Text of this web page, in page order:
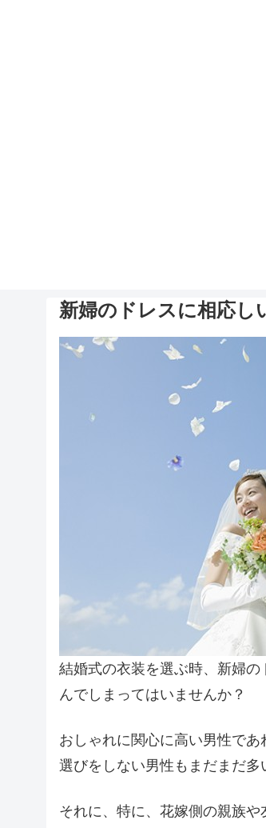
新婦のドレスに相応し
結婚式の衣装を選ぶ時、新婦
んでしまってはいませんか？
おしゃれに関心に高い男性で
選びをしない男性もまだまだ多
それに、特に、花嫁側の親族